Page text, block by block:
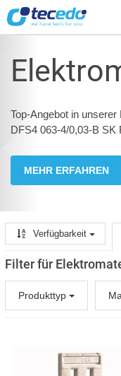
Top-Angebot in
DFS4 063-4/0,03-B SK
MEHR ERFAHREN
Verfügbarkeit
Filter für
Produkttyp